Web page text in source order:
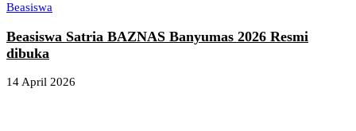
Beasiswa
Beasiswa Satria BAZNAS Banyumas 2026 Resmi
dibuka
14 April 2026